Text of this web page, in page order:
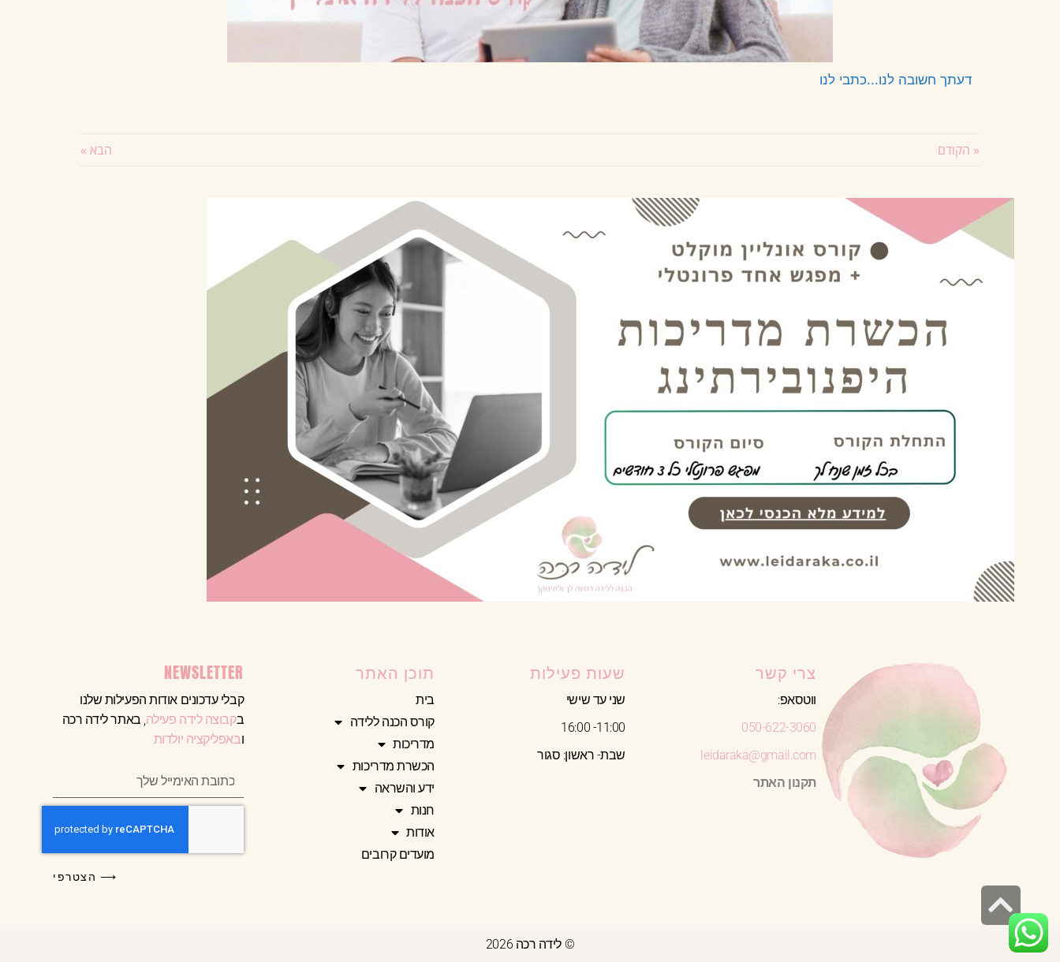
דעתך חשובה לנו...כתבי לנו
« הקודם הבא »
צרי קשר
ווטסאפ:
050-622-3060
leidaraka@gmail.com
תקנון האתר
שעות פעילות
שני עד שישי
11:00- 16:00
שבת- ראשון: סגור
תוכן האתר
בית
קורס הכנה ללידה
מדריכות
הכשרת מדריכות
ידע והשראה
חנות
אודות
מועדים קרובים
NEWSLETTER
קבלי עדכונים אודות הפעילות שלנו
בקבוצה לידה פעילה, באתר לידה רכה
ובאפליקציה יולדות
⟶ הצטרפי
© לידה רכה 2026
גלילה
לראש